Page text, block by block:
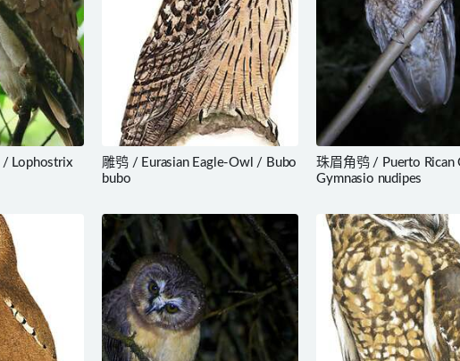
Lophostrix
雕鸮 / Eurasian Eagle-Owl / Bubo
bubo
珠眉角鸮 / Puerto
Gymnasio nudipes